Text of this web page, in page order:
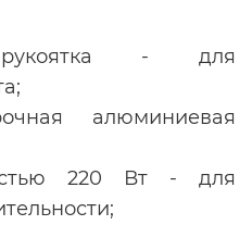
рукоятка - для
алюминиевая
220 Вт - для